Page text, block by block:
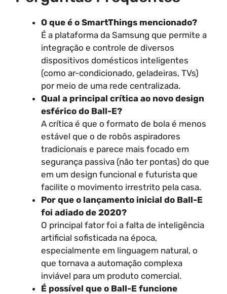
O que é o SmartThings mencionado?
É a plataforma da Samsung que permite a
integração e controle de diversos
dispositivos domésticos inteligentes
(como ar-condicionado, geladeiras, TVs)
por meio de uma rede centralizada.
Qual a principal crítica ao novo design
esférico do Ball-E?
A crítica é que o formato de bola é menos
estável que o de robôs aspiradores
tradicionais e parece mais focado em
segurança passiva (não ter pontas) do que
em um design funcional e futurista que
facilite o movimento irrestrito pela casa.
Por que o lançamento inicial do Ball-E
foi adiado de 2020?
O principal fator foi a falta de inteligência
artificial sofisticada na época,
especialmente em linguagem natural, o
que tornava a automação complexa
inviável para um produto comercial.
É possível que o Ball-E funcione